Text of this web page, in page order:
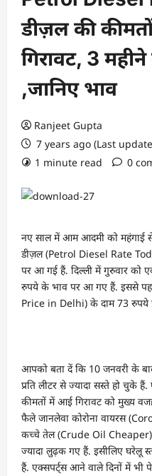
डीज़ल की
गिरावट, 3
,जानिए भाव
Ranjeet Gupta
7 years ago (Last
1 minute read
0
नए साल में आम आदमी को महंगाई से
डीज़ल (Petrol Diesel Rate
पर आ गई हैं. दिल्ली में गुरुवार को
रुपये के भाव पर आ गए हैं. इससे
Price in Delhi) के दाम 73 रुपये
आपको बता दें कि 10 जनवरी के
प्रति लीटर से ज्यादा सस्ते हो चुके
कीमतों में आई गिरावट को मुख्य
फैले जानलेवा कोरोना वायरस
कच्चे तेल (Crude Oil Cheaper)
ज्यादा लुढ़क गए हैं. इसीलिए घरेलू
हैं. एक्सपर्ट्स आने वाले दिनों में भी